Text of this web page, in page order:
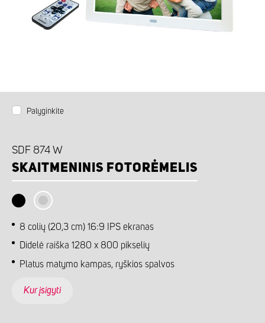
Palyginkite
SDF 874 W
SKAITMENINIS FOTORĖMELIS
8 colių (20,3 cm) 16:9 IPS ekranas
Didelė raiška 1280 x 800 pikselių
Platus matymo kampas, ryškios spalvos
Kur įsigyti